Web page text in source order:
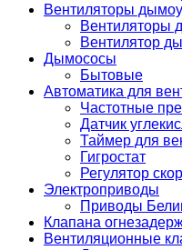
Вентиляторы
Вентиляторы
Вентилятор
Дымососы
Бытовые
Автоматика для
Частотные
Датчик
Таймер для
Гигростат
Регулятор
Электроприводы
Приводы
Клапана
Вентиляционные